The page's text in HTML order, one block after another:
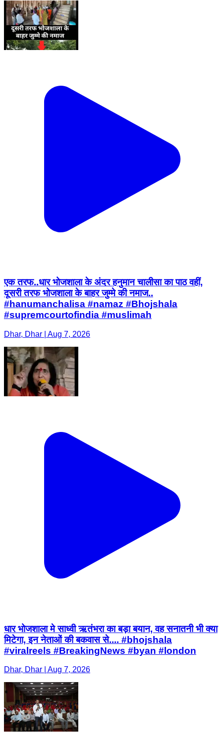
एक तरफ..धार भोजशाला के अंदर हनुमान चालीसा का पाठ वहीं,
दूसरी तरफ भोजशाला के बाहर जुम्मे की नमाज..
#hanumanchalisa #namaz #Bhojshala
#supremcourtofindia #muslimah
Dhar, Dhar | Aug 7, 2026
धार भोजशाला मे साध्वी ऋतंभरा का बड़ा बयान, वह सनातनी भी क्या
मिटेगा, इन नेताओं की बकवास से.... #bhojshala
#viralreels #BreakingNews #byan #london
Dhar, Dhar | Aug 7, 2026